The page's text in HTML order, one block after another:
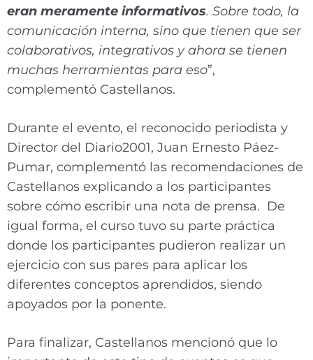
eran meramente informativos. Sobre todo, la
comunicación interna, sino que tienen que ser
colaborativos, integrativos y ahora se tienen
muchas herramientas para eso”,
complementó Castellanos.
Durante el evento, el reconocido periodista y
Director del Diario2001, Juan Ernesto Páez-
Pumar, complementó las recomendaciones de
Castellanos explicando a los participantes
sobre cómo escribir una nota de prensa. De
igual forma, el curso tuvo su parte práctica
donde los participantes pudieron realizar un
ejercicio con sus pares para aplicar los
diferentes conceptos aprendidos, siendo
apoyados por la ponente.
Para finalizar, Castellanos mencionó que lo